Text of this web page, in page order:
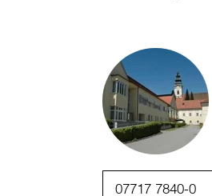
07717 7840-0